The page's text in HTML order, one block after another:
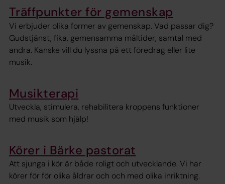
Träffpunkter för gemenskap
Vi erbjuder olika former av gemenskap. Vad passar dig?
Gudstjänst, fika, gemensamma måltider, samtal med
andra. Kanske vill du lyssna på ett föredrag eller lite
musik.
Musikterapi
Utveckla, stimulera, rehabilitera kroppens funktioner
med musik som hjälp!
Körer i Bärke pastorat
Att sjunga i kör är både roligt och utvecklande. Vi har
körer för för olika åldrar och och med olika inriktning.